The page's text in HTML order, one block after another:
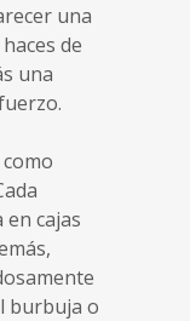
una
de
una
cajas
burbuja o